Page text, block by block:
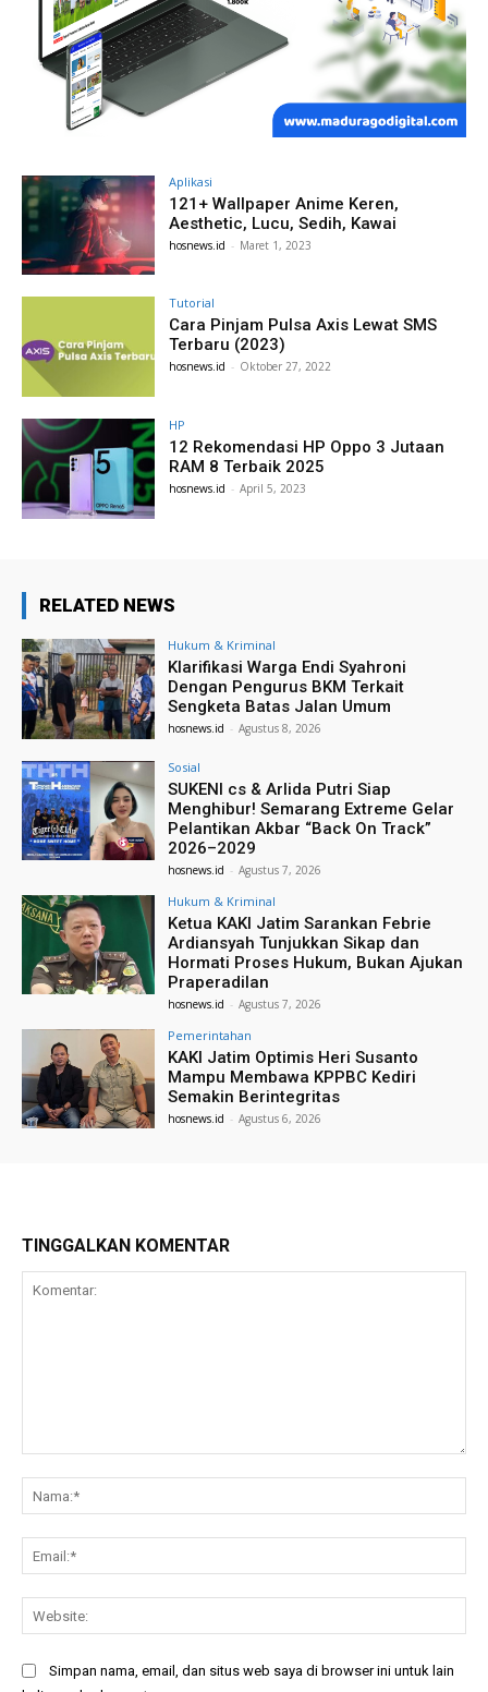
Aplikasi
121+ Wallpaper Anime Keren,
Aesthetic, Lucu, Sedih, Kawai
hosnews.id - Maret 1, 2023
Tutorial
Cara Pinjam Pulsa Axis Lewat SMS
Terbaru (2023)
hosnews.id - Oktober 27, 2022
HP
12 Rekomendasi HP Oppo 3 Jutaan
RAM 8 Terbaik 2025
hosnews.id - April 5, 2023
RELATED NEWS
Hukum & Kriminal
Klarifikasi Warga Endi Syahroni
Dengan Pengurus BKM Terkait
Sengketa Batas Jalan Umum
hosnews.id - Agustus 8, 2026
Sosial
SUKENI cs & Arlida Putri Siap
Menghibur! Semarang Extreme Gelar
Pelantikan Akbar “Back On Track”
2026–2029
hosnews.id - Agustus 7, 2026
Hukum & Kriminal
Ketua KAKI Jatim Sarankan Febrie
Ardiansyah Tunjukkan Sikap dan
Hormati Proses Hukum, Bukan Ajukan
Praperadilan
hosnews.id - Agustus 7, 2026
Pemerintahan
KAKI Jatim Optimis Heri Susanto
Mampu Membawa KPPBC Kediri
Semakin Berintegritas
hosnews.id - Agustus 6, 2026
TINGGALKAN KOMENTAR
Simpan nama, email, dan situs web saya di browser ini untuk lain